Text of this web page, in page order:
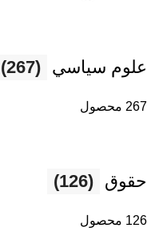
علوم سياسي (267)
267 محصول
حقوق (126)
126 محصول